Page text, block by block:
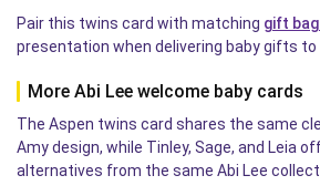
Pair this twins card with matching gift
presentation when delivering baby gifts to
More Abi Lee welcome baby cards
The Aspen twins card shares the same
Amy design, while Tinley, Sage, and Leia
alternatives from the same Abi Lee